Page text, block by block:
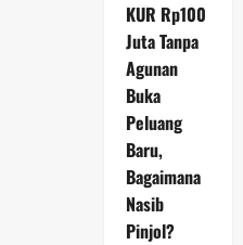
KUR Rp100
Juta Tanpa
Agunan
Buka
Peluang
Baru,
Bagaimana
Nasib
Pinjol?